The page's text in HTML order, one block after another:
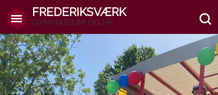
FREDERIKSVÆRK
GYMNASIUM OG HF